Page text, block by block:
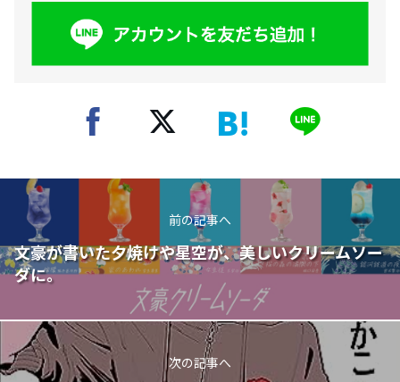
前の記事へ
文豪が書いた夕焼けや星空が、美しいクリームソー
ダに。
次の記事へ